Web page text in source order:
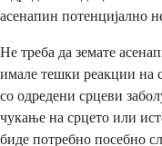
асенапин потенцијално
Не треба да земате
имале тешки реакции на
со одредени срцеви
чукање на срцето или
биде потребно посебно